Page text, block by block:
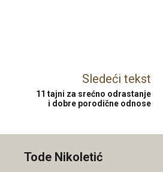
Sledeći tekst
11 tajni za srećno odrastanje
i dobre porodične odnose
Tode Nikoletić